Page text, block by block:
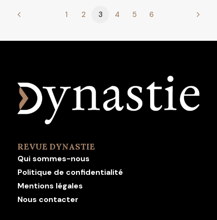
1 2 3 4 5 6
REVUE DYNASTIE
Qui sommes-nous
Politique de confidentialité
Mentions légales
Nous contacter